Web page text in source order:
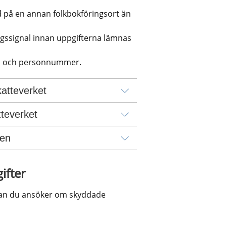
en annan folkbokföringsort än
innan uppgifterna lämnas
personnummer.
du ansöker om skyddade